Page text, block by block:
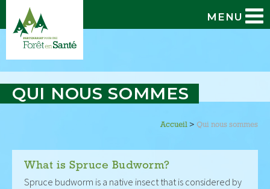
MENU
QUI NOUS SOMMES
Accueil > Qui nous sommes
What is Spruce Budworm?
Spruce budworm is a native insect that is considered by